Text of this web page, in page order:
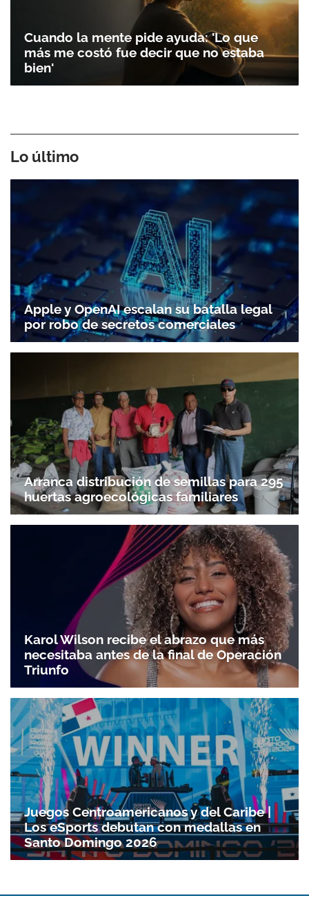
ACEPTAR
Cuando la mente pide ayuda: 'Lo que
más me costó fue decir que no estaba
bien'
Lo último
Apple y OpenAI escalan su batalla legal
por robo de secretos comerciales
Arranca distribución de semillas para 295
huertas agroecológicas familiares
Karol Wilson recibe el abrazo que más
necesitaba antes de la final de Operación
Triunfo
Juegos Centroamericanos y del Caribe |
Los eSports debutan con medallas en
Santo Domingo 2026